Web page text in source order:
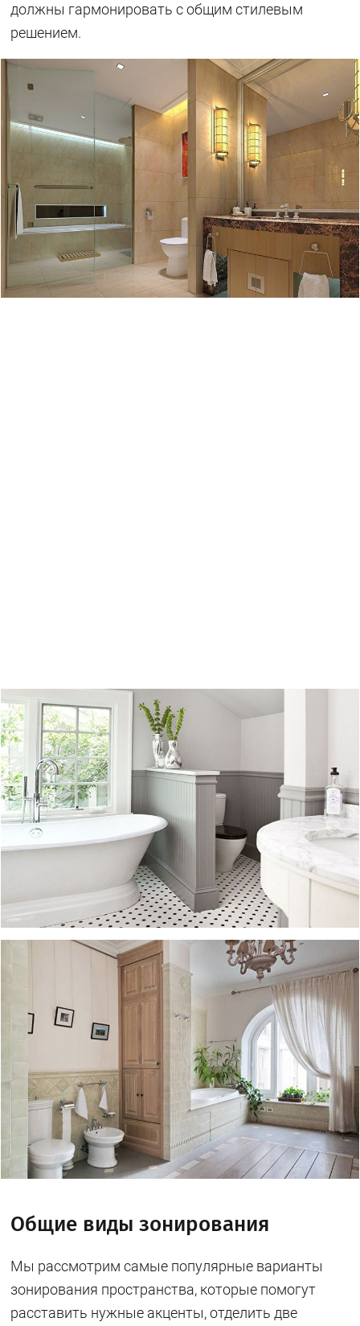
должны гармонировать с общим стилевым
решением.
Общие виды зонирования
Мы рассмотрим самые популярные варианты
зонирования пространства, которые помогут
расставить нужные акценты, отделить две